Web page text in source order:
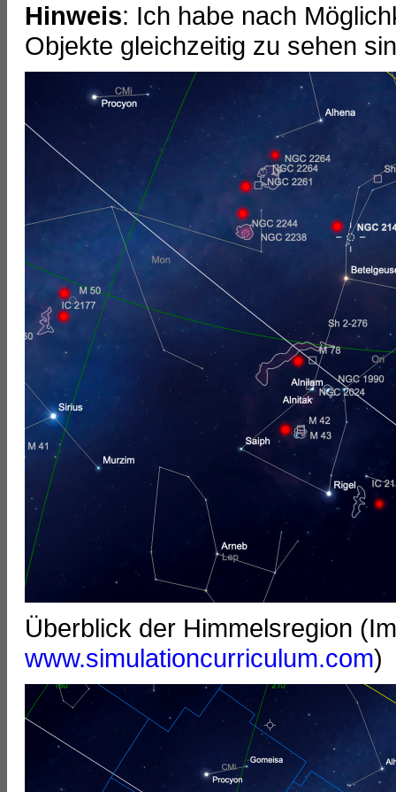
Hinweis: Ich habe nach
Objekte gleichzeitig zu sehen
Überblick der Himmelsregion
www.simulationcurriculum.com)